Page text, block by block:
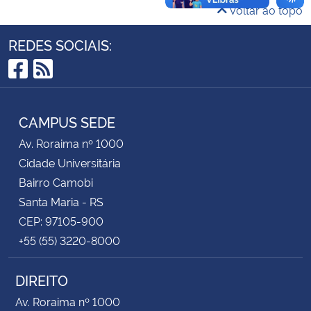
Secretaria de Governo
Advocacia-Geral da União
Banco Central do Brasil
Planalto
Voltar ao topo
REDES SOCIAIS:
Facebook
RSS
CAMPUS SEDE
Av. Roraima nº 1000
Cidade Universitária
Bairro Camobi
Santa Maria - RS
CEP: 97105-900
+55 (55) 3220-8000
DIREITO
Av. Roraima nº 1000